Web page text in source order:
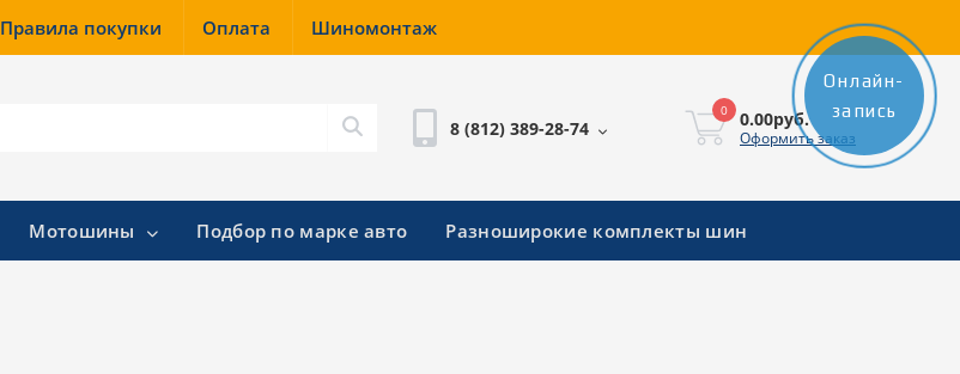
Правила покупки Оплата Шиномонтаж
8 (812) 389-28-74
0 0.00руб.
Оформить заказ
Мотошины Подбор по марке авто Разноширокие комплекты шин
Онлайн-
запись